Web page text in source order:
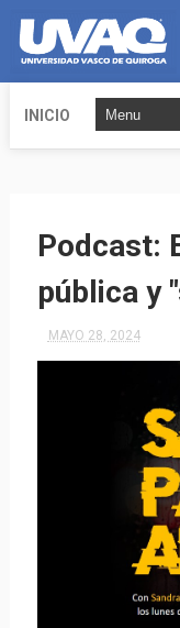
INICIO
Podcast:
pública y
MAYO 28, 2024